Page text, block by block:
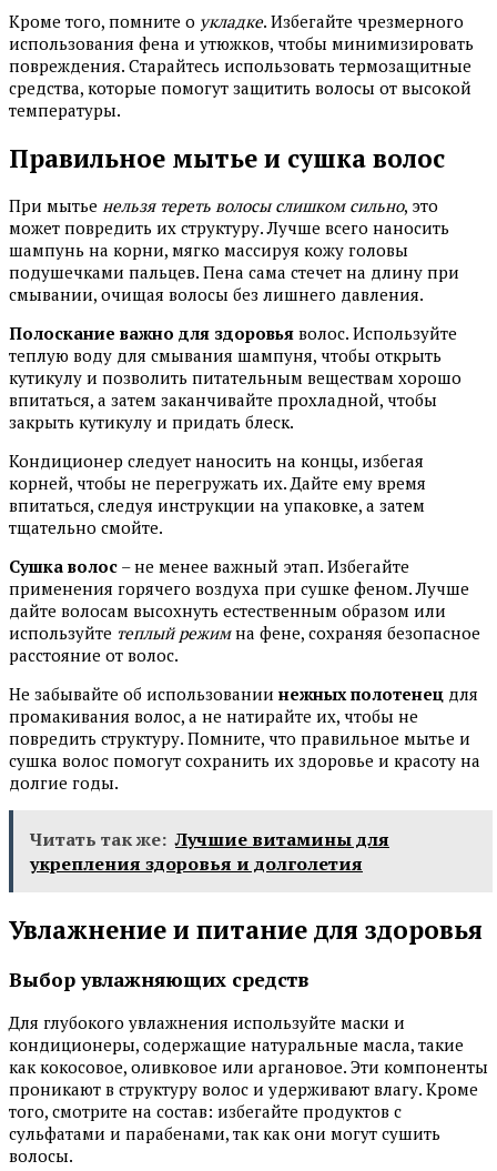
Кроме того, помните о укладке. Избегайте чрезмерного
использования фена и утюжков, чтобы минимизировать
повреждения. Старайтесь использовать термозащитные
средства, которые помогут защитить волосы от высокой
температуры.
Правильное мытье и сушка волос
При мытье нельзя тереть волосы слишком сильно, это
может повредить их структуру. Лучше всего наносить
шампунь на корни, мягко массируя кожу головы
подушечками пальцев. Пена сама стечет на длину при
смывании, очищая волосы без лишнего давления.
Полоскание важно для здоровья волос. Используйте
теплую воду для смывания шампуня, чтобы открыть
кутикулу и позволить питательным веществам хорошо
впитаться, а затем заканчивайте прохладной, чтобы
закрыть кутикулу и придать блеск.
Кондиционер следует наносить на концы, избегая
корней, чтобы не перегружать их. Дайте ему время
впитаться, следуя инструкции на упаковке, а затем
тщательно смойте.
Сушка волос – не менее важный этап. Избегайте
применения горячего воздуха при сушке феном. Лучше
дайте волосам высохнуть естественным образом или
используйте теплый режимна фене, сохраняя безопасное
расстояние от волос.
Не забывайте об использовании нежных полотенец для
промакивания волос, а не натирайте их, чтобы не
повредить структуру. Помните, что правильное мытье и
сушка волос помогут сохранить их здоровье и красоту на
долгие годы.
Читать так же: Лучшие витамины для
укрепления здоровья и долголетия
Увлажнение и питание для здоровья
Выбор увлажняющих средств
Для глубокого увлажнения используйте маски и
кондиционеры, содержащие натуральные масла, такие
как кокосовое, оливковое или аргановое. Эти компоненты
проникают в структуру волос и удерживают влагу. Кроме
того, смотрите на состав: избегайте продуктов с
сульфатами и парабенами, так как они могут сушить
волосы.